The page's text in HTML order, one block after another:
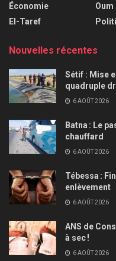
Économie
El-Taref
Oum
Nouvelles récentes
Sétif : Mise
quadruple
6 AOÛT 2026
Batna : Le
chauffard
6 AOÛT 2026
Tébessa :
enlèvement
6 AOÛT 2026
ANS de
à sec !
6 AOÛT 2026